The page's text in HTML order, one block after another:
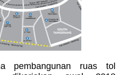
pembangunan ruas tol